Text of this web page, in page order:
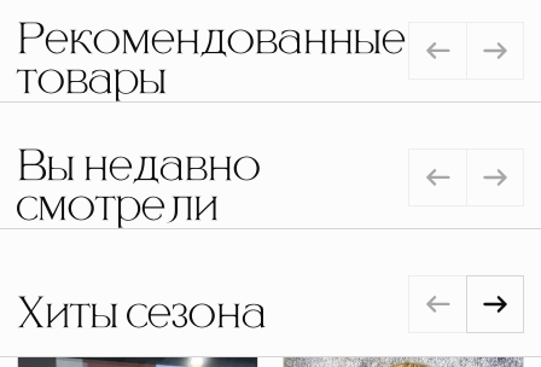
Рекомендованные
товары
Вы недавно
смотрели
Хиты сезона